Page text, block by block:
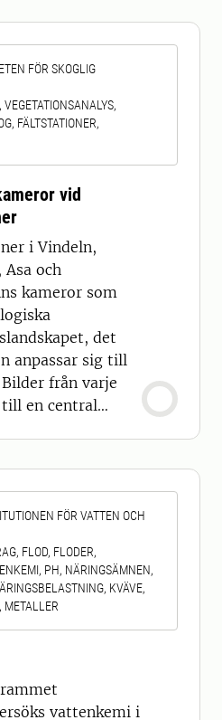
som ett
en geografisk
× 20 m och täcker
i södra Sv
FÖR SKOGLIG
VEGETATIONSANALYS,
FÄLTSTATIONER,
vid
i Vindeln,
Asa och
kameror som
det
anpassar sig till
från varje
till en central
andel grönt och
GCC och
trädslag som
FÖR VATTEN OCH
FLOD, FLODER,
PH, NÄRINGSÄMNEN,
KVÄVE,
METALLER
vattenkemi i